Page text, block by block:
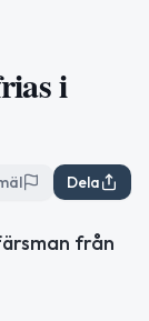
i
Dela
från